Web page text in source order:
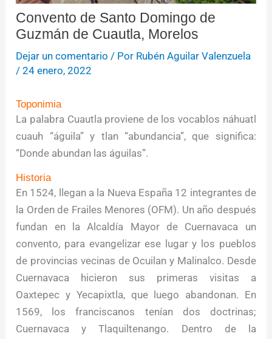
Convento de Santo Domingo de
Guzmán de Cuautla, Morelos
Dejar un comentario / Por Rubén Aguilar Valenzuela
/24 enero, 2022
Toponimia
La palabra Cuautla proviene de los vocablos náhuatl
cuauh “águila” y tlan “abundancia”, que significa:
“Donde abundan las águilas”.
Historia
En 1524, llegan a la Nueva España 12 integrantes de
la Orden de Frailes Menores (OFM). Un año después
fundan en la Alcaldía Mayor de Cuernavaca un
convento, para evangelizar ese lugar y los pueblos
de provincias vecinas de Ocuilan y Malinalco. Desde
Cuernavaca hicieron sus primeras visitas a
Oaxtepec y Yecapixtla, que luego abandonan. En
1569, los franciscanos tenían dos doctrinas;
Cuernavaca y Tlaquiltenango. Dentro de la